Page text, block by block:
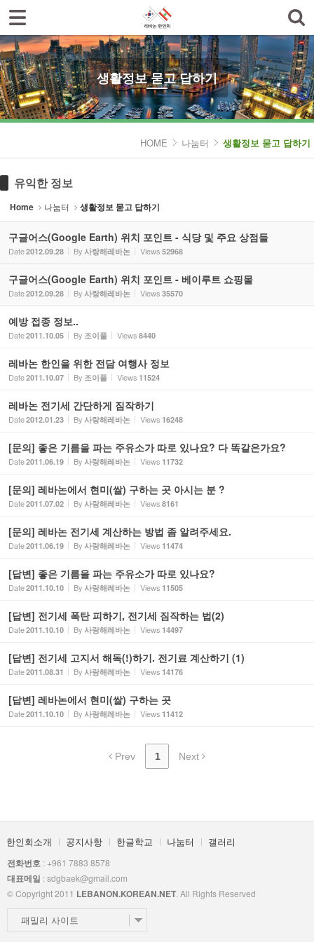
생활정보 묻고 답하기
HOME 나눔터 생활정보 묻고 답하기
유익한 정보
Home 나눔터 생활정보 묻고 답하기
구글어스(Google Earth) 위치 포인트 - 식당 및 주요 상점들
Date2012.09.28 By 사랑해레바논 Views 52968
구글어스(Google Earth) 위치 포인트 - 베이루트 쇼핑몰
Date2012.09.28 By 사랑해레바논 Views 35570
예방 접종 정보..
Date2011.10.05 By 조이풀 Views 8440
레바논 한인을 위한 전담 여행사 정보
Date2011.10.07 By 조이풀 Views 11524
레바논 전기세 간단하게 짐작하기
Date2012.01.23 By 사랑해레바논 Views 16248
[문의] 좋은 기름을 파는 주유소가 따로 있나요? 다 똑같은가요?
Date2011.06.19 By 사랑해레바논 Views 11732
[문의] 레바논에서 현미(쌀) 구하는 곳 아시는 분 ?
Date2011.07.02 By 사랑해레바논 Views 8161
[문의] 레바논 전기세 계산하는 방법 좀 알려주세요.
Date2011.06.19 By 사랑해레바논 Views 11474
[답변] 좋은 기름을 파는 주유소가 따로 있나요?
Date2011.10.10 By 사랑해레바논 Views 11505
[답변] 전기세 폭탄 피하기, 전기세 짐작하는 법(2)
Date2011.10.10 By 사랑해레바논 Views 14497
[답변] 전기세 고지서 해독(!)하기. 전기료 계산하기 (1)
Date2011.08.31 By 사랑해레바논 Views 14176
[답변] 레바논에서 현미(쌀) 구하는 곳
Date2011.10.10 By 사랑해레바논 Views 11412
Prev 1 Next
한인회소개 공지사항 한글학교 나눔터 갤러리
전화번호 : +961 7883 8578
대표메일 : sdgbaek@gmail.com
© Copyright 2011 LEBANON.KOREAN.NET . All Rights Reserved
패밀리 사이트
로그인
한인회소개
공지사항
한글학교
- 생활정보 묻고 답하기
- 레바논여행 묻고 답하기
- 이야기마당
갤러리
Sketchbook5, 스케치북5
Sketchbook5, 스케치북5